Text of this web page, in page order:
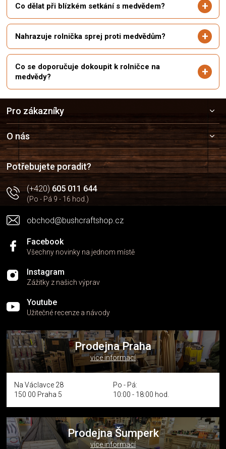
Co dělat při blízkém setkání s medvědem?
Nahrazuje rolnička sprej proti medvědům?
Co se doporučuje dokoupit k rolničce na
medvědy?
a
t
í
Pro zákazníky
O nás
Potřebujete poradit?
(+420)605 011 644
(Po - Pá 9 - 16 hod.)
obchod@bushcraftshop.cz
Facebook
Všechny novinky na jednom místě
Instagram
Zážitky z našich výprav
Youtube
Užitečné recenze a návody
Prodejna Praha
více informací
Na Václavce 28
150 00 Praha 5
Po - Pá:
10:00 - 18:00 hod.
Prodejna Šumperk
více informací